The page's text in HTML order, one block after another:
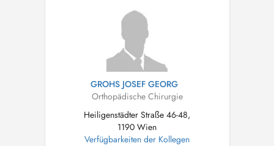
GROHS JOSEF GEORG
Orthopädische Chirurgie
Heiligenstädter Straße 46-48,
1190 Wien
Verfügbarkeiten der Kollegen